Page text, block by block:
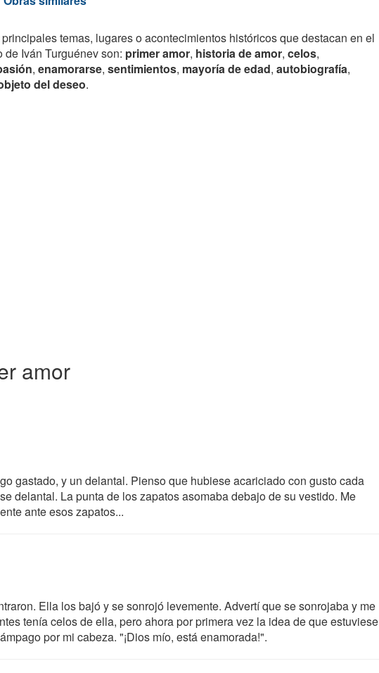
temas, lugares o acontecimientos históricos que destacan en el
de Iván Turguénev son: primer amor, historia de amor, celos,
, enamorarse, sentimientos, mayoría de edad, autobiografía,
del deseo.
amor
gastado, y un delantal. Pienso que hubiese acariciado con gusto cada
delantal. La punta de los zapatos asomaba debajo de su vestido. Me
ante esos zapatos...
Ella los bajó y se sonrojó levemente. Advertí que se sonrojaba y me
tenía celos de ella, pero ahora por primera vez la idea de que estuviese
por mi cabeza. "¡Dios mío, está enamorada!".